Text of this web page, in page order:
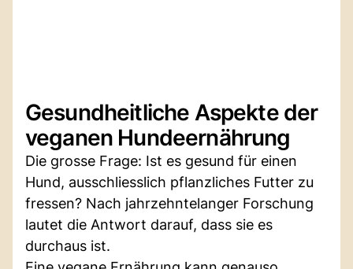
Gesundheitliche Aspekte der
veganen Hundeernährung
Die grosse Frage: Ist es gesund für einen
Hund, ausschliesslich pflanzliches Futter zu
fressen? Nach jahrzehntelanger Forschung
lautet die Antwort darauf, dass sie es
durchaus ist.